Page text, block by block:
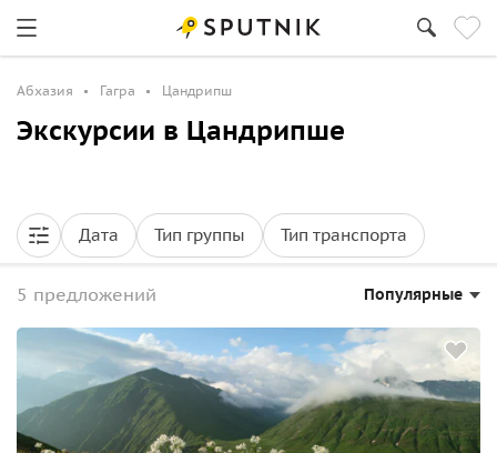
Абхазия Гагра Цандрипш
Экскурсии в Цандрипше
Дата Тип группы Тип транспорта
5 предложений Популярные